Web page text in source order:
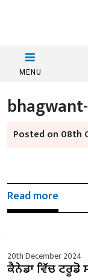
MENU
Posted on 08th
Read more
20th December 2024
ਕੈਨੇਡਾ ਵਿੱਚ ਟਰੂਡੋ